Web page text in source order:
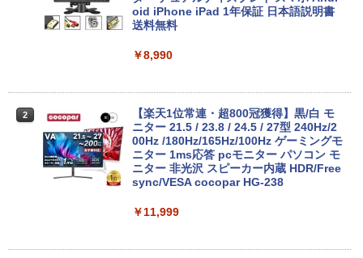
キー DVDドライブ搭載 CD DVD 再生可
｜中古パソコン 中古ノートパソコン 中古
【★最大100%ポイント】【新生活応援・
2026】【Office2019H&B】【DVD×テン
キー】富士通 LIFEBOOK A577/第7世代
Core i5/メモリ:4GB/8GB/16GB/SSD:12
8GB/256GB/512GB/1TB/Wi-fi/15.6型/Of
ソコン/Windows11/Windows10
oid iPhone iPad 1年保証 日本語説明書
送料無料
￥8,990
2
【楽天1位常連・超800冠獲得】黒/白 モ
ニター 21.5 / 23.8 / 24.5 / 27型 240Hz/2
00Hz /180Hz/165Hz/100Hz ゲーミングモ
ニター 1ms応答 pcモニター パソコン モ
ニター 非光沢 スピーカー内蔵 HDR/Free
sync/VESA cocopar HG-238
￥11,999